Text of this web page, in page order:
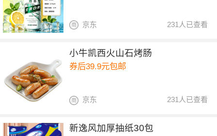
231人已查看
京东
小牛凯西火山石烤肠
券后39.9元包邮
231人已查看
京东
新逸风加厚抽纸30包